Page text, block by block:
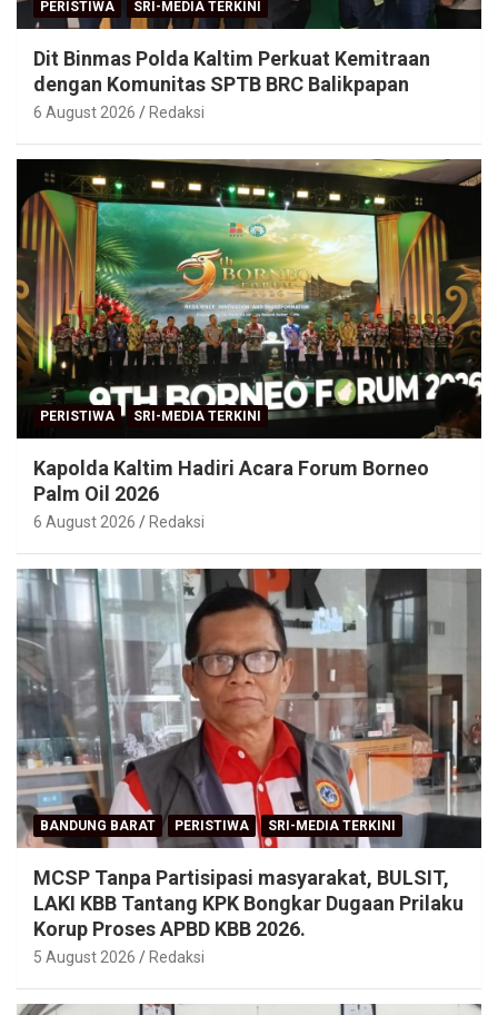
PERISTIWA SRI-MEDIA TERKINI
Dit Binmas Polda Kaltim Perkuat Kemitraan
dengan Komunitas SPTB BRC Balikpapan
6 August 2026 Redaksi
PERISTIWA SRI-MEDIA TERKINI
Kapolda Kaltim Hadiri Acara Forum Borneo
Palm Oil 2026
6 August 2026 Redaksi
BANDUNG BARAT PERISTIWA SRI-MEDIA TERKINI
MCSP Tanpa Partisipasi masyarakat, BULSIT,
LAKI KBB Tantang KPK Bongkar Dugaan Prilaku
Korup Proses APBD KBB 2026.
5 August 2026 Redaksi